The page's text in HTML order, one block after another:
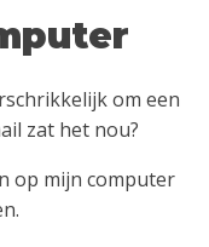
om een
zat het nou?
op mijn computer